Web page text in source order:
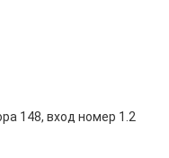
148, вход номер 1.2